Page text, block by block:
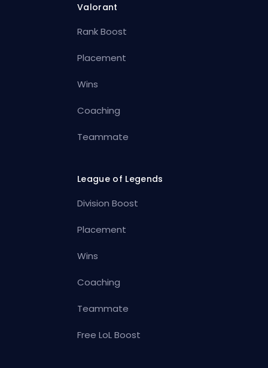
Valorant
Rank Boost
Placement
Wins
Coaching
Teammate
League of Legends
Division Boost
Placement
Wins
Coaching
Teammate
Free LoL Boost